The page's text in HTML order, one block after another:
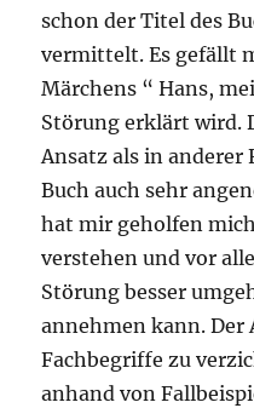
schon der Titel des
vermittelt. Es gefällt
Märchens “ Hans,
Störung erklärt wird.
Ansatz als in anderer
Buch auch sehr
hat mir geholfen
verstehen und vor
Störung besser
annehmen kann. Der
Fachbegriffe zu
anhand von